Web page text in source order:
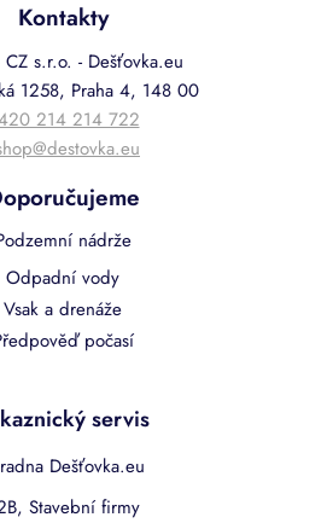
Kontakty
s.r.o. - Dešťovka.eu
1258, Praha 4, 148 00
214 214 722
nádrže
Odpadní vody
Vsak a drenáže
počasí
servis
Dešťovka.eu
Stavební firmy